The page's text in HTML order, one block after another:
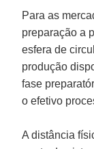
Para as
preparação a
esfera de
produção
fase
o efetivo
A distância